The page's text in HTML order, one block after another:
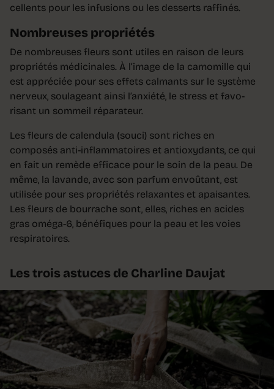
cellents pour les infusions ou les desserts raffinés.
Nombreuses propriétés
De nombreuses fleurs sont utiles en raison de leurs
propriétés médicinales. À l’image de la camomille qui
est appréciée pour ses effets calmants sur le système
nerveux, soulageant ainsi l’anxiété, le stress et favo­
risant un sommeil réparateur.
Les fleurs de calendula (souci) sont riches en
composés anti-inflammatoires et antioxydants, ce qui
en fait un remède efficace pour le soin de la peau. De
même, la lavande, avec son par­fum envoûtant, est
utilisée pour ses pro­priétés relaxantes et apaisantes.
Les fleurs de bourrache sont, elles, riches en acides
gras oméga-6, bénéfiques pour la peau et les voies
respiratoires.
Les trois astuces de Charline Daujat